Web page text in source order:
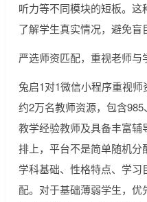
听力等不同模块的短板。
了解学生真实情况，避免盲
严选师资匹配，重视老师与
兔启1对1微信小程序重视
约2万名教师资源，包含
教学经验教师及具备丰富
排上，平台不是简单随机分
学科基础、性格特点、学
配。对于基础薄弱学生，